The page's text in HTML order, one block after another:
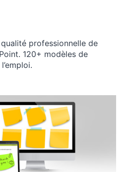
professionnelle de
120+ modèles de